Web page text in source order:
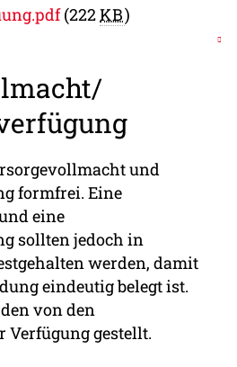
(222KB)
und
formfrei. Eine
eine
sollten jedoch in
werden, damit
eindeutig belegt ist.
von den
Verfügung gestellt.